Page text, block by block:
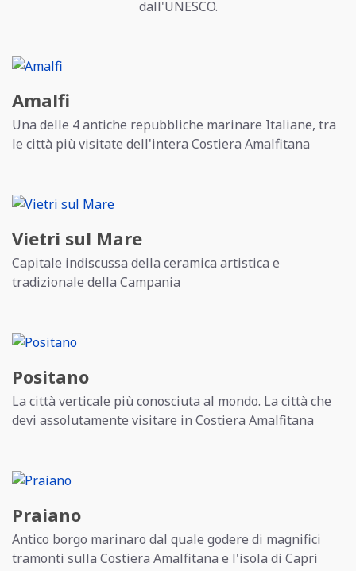
dall'UNESCO.
Amalfi
Una delle 4 antiche repubbliche marinare Italiane, tra
le città più visitate dell'intera Costiera Amalfitana
Vietri sul Mare
Capitale indiscussa della ceramica artistica e
tradizionale della Campania
Positano
La città verticale più conosciuta al mondo. La città che
devi assolutamente visitare in Costiera Amalfitana
Praiano
Antico borgo marinaro dal quale godere di magnifici
tramonti sulla Costiera Amalfitana e l'isola di Capri